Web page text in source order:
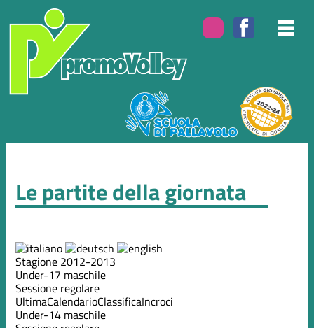
Le partite della giornata
Stagione 2012-2013
Under-17 maschile
Sessione regolare
UltimaCalendarioClassificaIncroci
Under-14 maschile